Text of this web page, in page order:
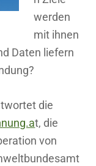
werden
mit ihnen
Daten liefern
die
t, die
von